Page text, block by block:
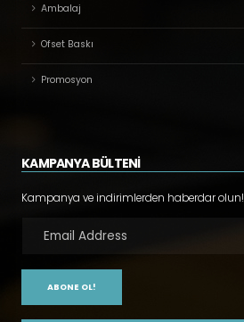
Ambalaj
Ofset Baskı
Promosyon
KAMPANYA BÜLTENİ
Kampanya ve indirimlerden haberdar olun!
ABONE OL!